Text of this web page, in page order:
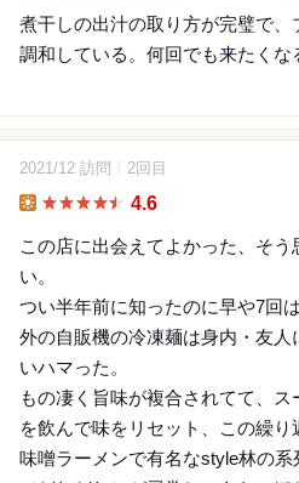
煮干しの出汁の取り方が完璧で、
調和している。何回でも来たくな
2021/12 訪問 2回目
4.6
この店に出会えてよかった、そ
い。
つい半年前に知ったのに早や7回
外の自販機の冷凍麺は身内・友人
いハマった。
もの凄く旨味が複合されてて、
を飲んで味をリセット、この繰り
味噌ラーメンで有名なstyle林の